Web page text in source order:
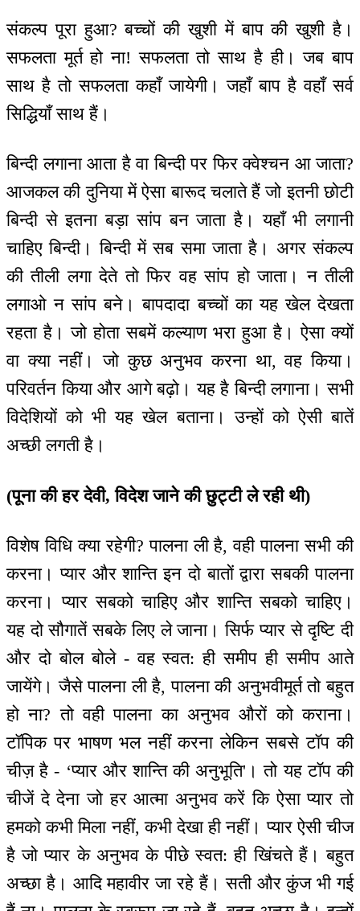
संकल्प पूरा हुआ? बच्चों की खुशी में बाप की खुशी है।
सफलता मूर्त हो ना! सफलता तो साथ है ही। जब बाप
साथ है तो सफलता कहाँ जायेगी। जहाँ बाप है वहाँ सर्व
सिद्धियाँ साथ हैं।
बिन्दी लगाना आता है वा बिन्दी पर फिर क्वेश्चन आ जाता?
आजकल की दुनिया में ऐसा बारूद चलाते हैं जो इतनी छोटी
बिन्दी से इतना बड़ा सांप बन जाता है। यहाँ भी लगानी
चाहिए बिन्दी। बिन्दी में सब समा जाता है। अगर संकल्प
की तीली लगा देते तो फिर वह सांप हो जाता। न तीली
लगाओ न सांप बने। बापदादा बच्चों का यह खेल देखता
रहता है। जो होता सबमें कल्याण भरा हुआ है। ऐसा क्यों
वा क्या नहीं। जो कुछ अनुभव करना था, वह किया।
परिवर्तन किया और आगे बढ़ो। यह है बिन्दी लगाना। सभी
विदेशियों को भी यह खेल बताना। उन्हों को ऐसी बातें
अच्छी लगती है।
(पूना की हर देवी, विदेश जाने की छुट्टी ले रही थी)
विशेष विधि क्या रहेगी? पालना ली है, वही पालना सभी की
करना। प्यार और शान्ति इन दो बातों द्वारा सबकी पालना
करना। प्यार सबको चाहिए और शान्ति सबको चाहिए।
यह दो सौगातें सबके लिए ले जाना। सिर्फ प्यार से दृष्टि दी
और दो बोल बोले - वह स्वत: ही समीप ही समीप आते
जायेंगे। जैसे पालना ली है, पालना की अनुभवीमूर्त तो बहुत
हो ना? तो वही पालना का अनुभव औरों को कराना।
टॉपिक पर भाषण भल नहीं करना लेकिन सबसे टॉप की
चीज़ है - ‘प्यार और शान्ति की अनुभूति'। तो यह टॉप की
चीजें दे देना जो हर आत्मा अनुभव करें कि ऐसा प्यार तो
हमको कभी मिला नहीं, कभी देखा ही नहीं। प्यार ऐसी चीज
है जो प्यार के अनुभव के पीछे स्वत: ही खिंचते हैं। बहुत
अच्छा है। आदि महावीर जा रहे हैं। सती और कुंज भी गई